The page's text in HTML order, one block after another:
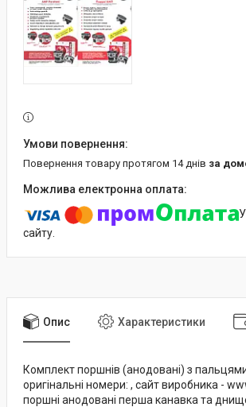
повернення товару протягом 14 днів за
сайту.
Опис Характеристики
Комплект поршнів (анодовані) з
оригінальні номери: , сайт виробника -
поршні анодовані перша канавка та